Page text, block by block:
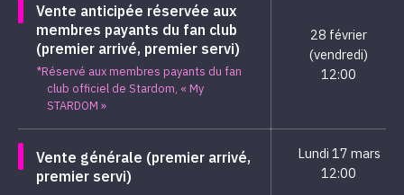
Vente anticipée réservée aux
membres payants du fan club
(premier arrivé, premier servi)
*Réservé aux membres payants du fan
club officiel de Stardom, « My
STARDOM »
28 février
(vendredi)
12:00
Vente générale (premier arrivé,
premier servi)
Lundi 17 mars
12:00